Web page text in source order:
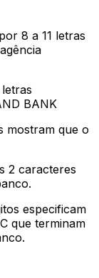
8 a 11 letras
BANK
mostram que o
2 caracteres
especificam
que terminam